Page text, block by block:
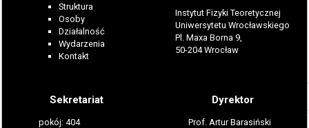
Struktura
Osoby
Działalność
Wydarzenia
Kontakt
Instytut Fizyki Teoretycznej
Uniwersytetu Wrocławskiego
Pl. Maxa Borna 9,
50-204 Wrocław
Sekretariat
pokój: 404
Dyrektor
Prof. Artur Barasiński